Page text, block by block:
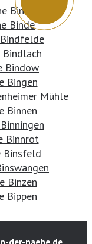
Binau
Binde
Bindlach
Bindow
Bingen
Mühle
Binnen
Binnrot
Binsfeld
Binzen
Bippen